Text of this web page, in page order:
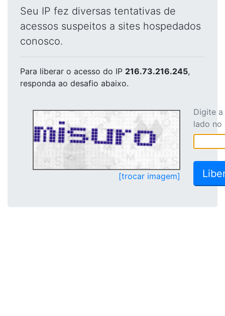
Seu IP fez diversas tentativas de
acessos suspeitos a sites hospedados
conosco.
Para liberar o acesso do IP 216.73.216.245,
responda ao desafio abaixo.
[trocar imagem]
Digite
lado no